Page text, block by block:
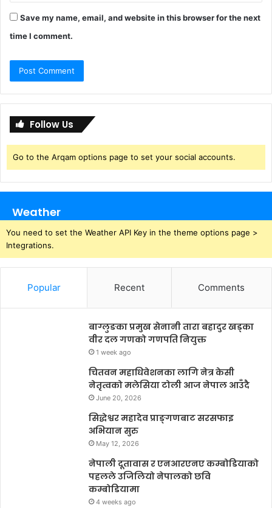
Save my name, email, and website in this browser for the next
time I comment.
Follow Us
Go to the Arqam options page to set your social accounts.
Weather
You need to set the Weather API Key in the theme options page >
Integrations.
Popular Recent Comments
बाग्लुङका प्रमुख सेनानी तारा बहादुर खड्का
वीर दल गणको गणपति नियुक्त
1 week ago
चितवन महाधिवेशनका लागि नेत्र केसी
नेतृत्वको मलेसिया टोली आज नेपाल आउँदै
June 20, 2026
सिद्धेश्वर महादेव प्राङ्गणबाट सरसफाइ
अभियान सुरु
May 12, 2026
नेपाली दूतावास र एनआरएनए कम्बोडियाको
पहलले उजिलियो नेपालको छवि
कम्बोडियामा
4 weeks ago